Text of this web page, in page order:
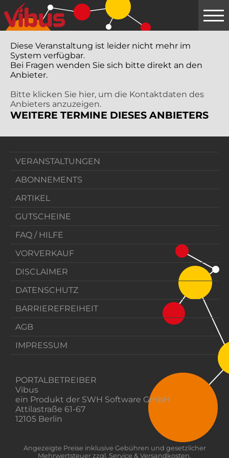
Springe
zum
Hauptinhalt
Diese Veranstaltung ist leider nicht mehr im
System verfügbar.
Bei Fragen wenden Sie sich bitte direkt an den
Anbieter.
Bitte klicken Sie hier, um die Kontaktdaten des
Anbieters anzuzeigen.
WEITERE TERMINE DIESES ANBIETERS
VERANSTALTUNGEN
ABONNEMENTS
ARTIKEL
GUTSCHEINE
FAQ / HILFE
VORVERKAUF
DISCLAIMER
DATENSCHUTZ
BARRIEREFREIHEIT
AGB
IMPRESSUM
PORTALBETREIBER
Vibus
ein Produkt der SWH Software GmbH
Attilastraße 61-67
12105 Berlin
Angezeigte Preise inklusive Gebühren und gesetzlicher
Mehrwertsteuer zzgl. Service & Versandkosten.